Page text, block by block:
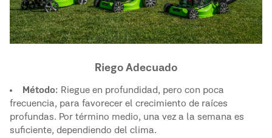
Riego Adecuado
Método: Riegue en profundidad, pero con poca
frecuencia, para favorecer el crecimiento de raíces
profundas. Por término medio, una vez a la semana es
suficiente, dependiendo del clima.